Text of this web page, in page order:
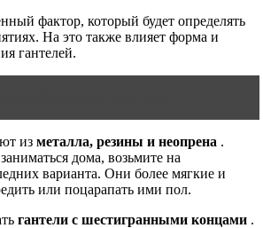
фактор, который будет определять
На это также влияет форма и
гантелей.
из металла, резины и неопрена .
дома, возьмите на
варианта. Они более мягкие и
или поцарапать ими пол.
гантели с шестигранными концами .